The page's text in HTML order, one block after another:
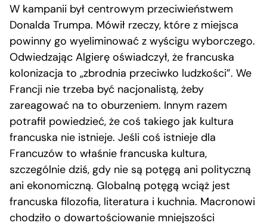
W kampanii był centrowym przeciwieństwem
Donalda Trumpa. Mówił rzeczy, które z miejsca
powinny go wyeliminować z wyścigu wyborczego.
Odwiedzając Algierę oświadczył, że francuska
kolonizacja to „zbrodnia przeciwko ludzkości”. We
Francji nie trzeba być nacjonalistą, żeby
zareagować na to oburzeniem. Innym razem
potrafił powiedzieć, że coś takiego jak kultura
francuska nie istnieje. Jeśli coś istnieje dla
Francuzów to właśnie francuska kultura,
szczególnie dziś, gdy nie są potęgą ani polityczną
ani ekonomiczną. Globalną potęgą wciąż jest
francuska filozofia, literatura i kuchnia. Macronowi
chodziło o dowartościowanie mniejszości